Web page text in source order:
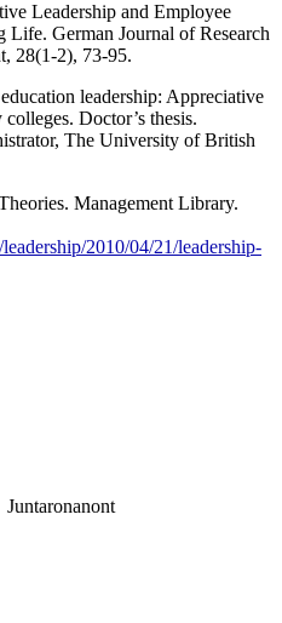
Leadership and Employee
German Journal of Research
28(1-2), 73-95.
leadership: Appreciative
Doctor’s thesis.
The University of British
Management Library.
2010/04/21/leadership-